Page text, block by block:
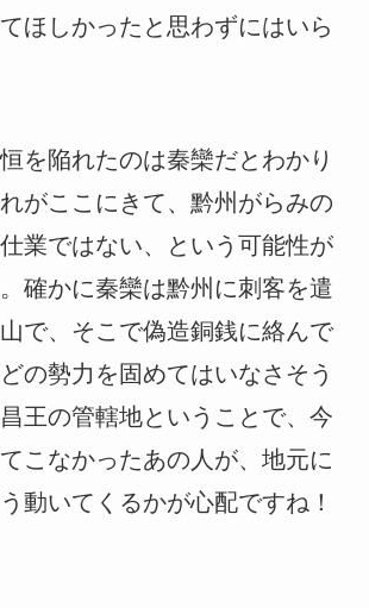
ほしかったと思わずにはいら
を陥れたのは秦欒だとわかり
がここにきて、黔州がらみの
業ではない、という可能性が
確かに秦欒は黔州に刺客を遣
で、そこで偽造銅銭に絡んで
の勢力を固めてはいなさそう
王の管轄地ということで、今
こなかったあの人が、地元に
動いてくるかが心配ですね！